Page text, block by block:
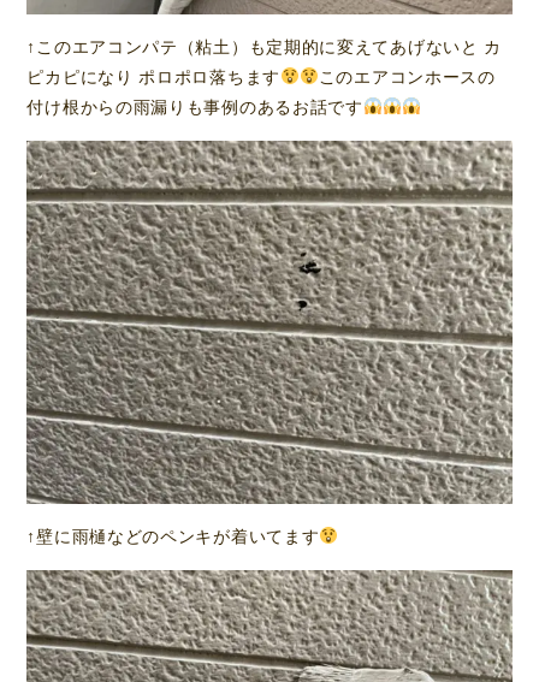
↑このエアコンパテ（粘土）も定期的に変えてあげないと カ
ピカピになり ポロポロ落ちます
このエアコンホースの
付け根からの雨漏りも事例のあるお話です
↑壁に雨樋などのペンキが着いてます